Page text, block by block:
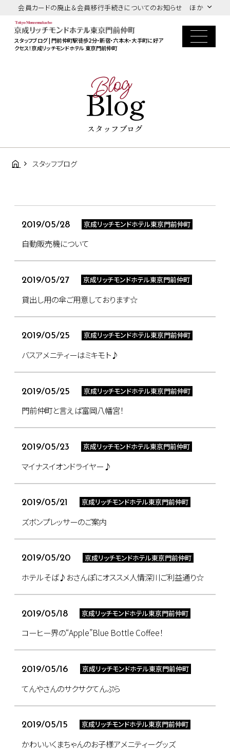
会員カードの廃止＆会員移行手続きについてのお知らせ ほか
スタッフブログ | 門前仲町駅徒歩2分・新宿・六本木・大手町に好ア
クセス！京成リッチモンドホテル 東京門前仲町
Blog
Blog
スタッフブログ
スタッフブログ
2019/05/28 京成リッチモンドホテル東京門前仲町
自動販売機について
2019/05/27 京成リッチモンドホテル東京門前仲町
貸出し用の傘ご用意しております☆
2019/05/25 京成リッチモンドホテル東京門前仲町
バスアメニティーはミキモト♪
2019/05/25 京成リッチモンドホテル東京門前仲町
門前仲町と言えば富岡八幡宮！
2019/05/23 京成リッチモンドホテル東京門前仲町
マイナスイオンドライヤー♪
2019/05/21 京成リッチモンドホテル東京門前仲町
ズボンプレッサーのご案内
2019/05/20 京成リッチモンドホテル東京門前仲町
ホテルそば♪おさんぽにオススメ人情深川ご利益通り☆
2019/05/18 京成リッチモンドホテル東京門前仲町
コーヒー界の“Apple”Blue Bottle Coffee！
2019/05/16 京成リッチモンドホテル東京門前仲町
てんやさんのサクサクてんぷら
2019/05/15 京成リッチモンドホテル東京門前仲町
かわいいくまちゃんのお子様アメニティーグッズ